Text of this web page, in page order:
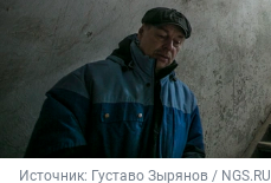
Источник: Густаво Зырянов / NGS.RU